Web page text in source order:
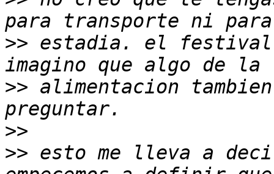
>> estadia. el
>> alimentacion
>>
>> esto me lleva a